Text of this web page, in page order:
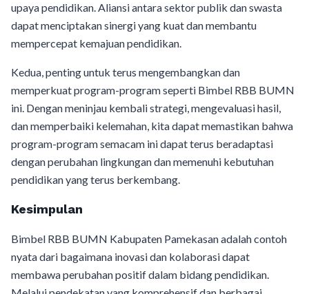
upaya pendidikan. Aliansi antara sektor publik dan swasta
dapat menciptakan sinergi yang kuat dan membantu
mempercepat kemajuan pendidikan.
Kedua, penting untuk terus mengembangkan dan
memperkuat program-program seperti Bimbel RBB BUMN
ini. Dengan meninjau kembali strategi, mengevaluasi hasil,
dan memperbaiki kelemahan, kita dapat memastikan bahwa
program-program semacam ini dapat terus beradaptasi
dengan perubahan lingkungan dan memenuhi kebutuhan
pendidikan yang terus berkembang.
Kesimpulan
Bimbel RBB BUMN Kabupaten Pamekasan adalah contoh
nyata dari bagaimana inovasi dan kolaborasi dapat
membawa perubahan positif dalam bidang pendidikan.